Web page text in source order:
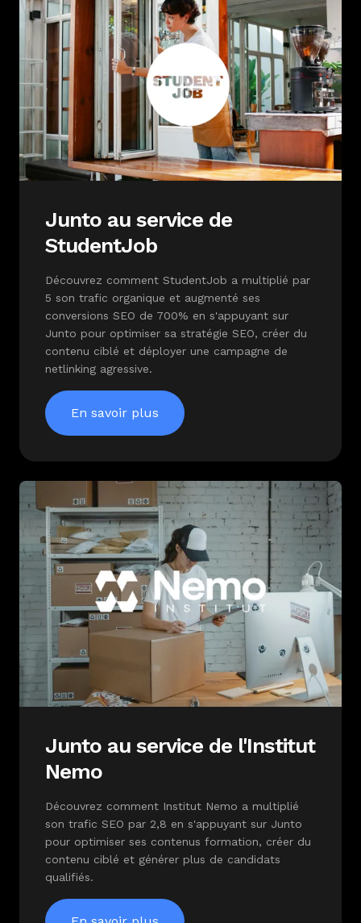
Junto au service de
StudentJob
Découvrez comment StudentJob a multiplié par
5 son trafic organique et augmenté ses
conversions SEO de 700% en s'appuyant sur
Junto pour optimiser sa stratégie SEO, créer du
contenu ciblé et déployer une campagne de
netlinking agressive.
En savoir plus
Junto au service de l'Institut
Nemo
Découvrez comment Institut Nemo a multiplié
son trafic SEO par 2,8 en s'appuyant sur Junto
pour optimiser ses contenus formation, créer du
contenu ciblé et générer plus de candidats
qualifiés.